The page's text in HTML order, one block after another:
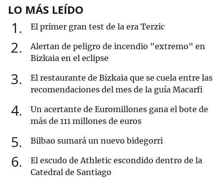
LO MÁS LEÍDO
1 El primer gran test de la era Terzic
2
Alertan de peligro de incendio "extremo" en
Bizkaia en el eclipse
3
El restaurante de Bizkaia que se cuela entre las
recomendaciones del mes de la guía Macarfi
4
Un acertante de Euromillones gana el bote de
más de 111 millones de euros
5 Bilbao sumará un nuevo bidegorri
6
El escudo de Athletic escondido dentro de la
Catedral de Santiago